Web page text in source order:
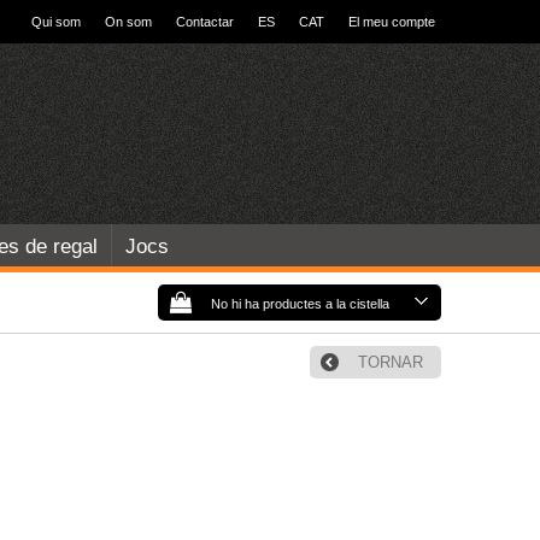
Qui som On som Contactar ES CAT El meu compte
de regal Jocs
No hi ha productes a la cistella
TORNAR